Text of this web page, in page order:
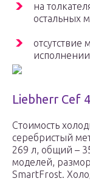
на
остальных
отсутствие
Liebherr Cef
Стоимость
серебристый
269 л, общий –
моделей,
SmartFrost.